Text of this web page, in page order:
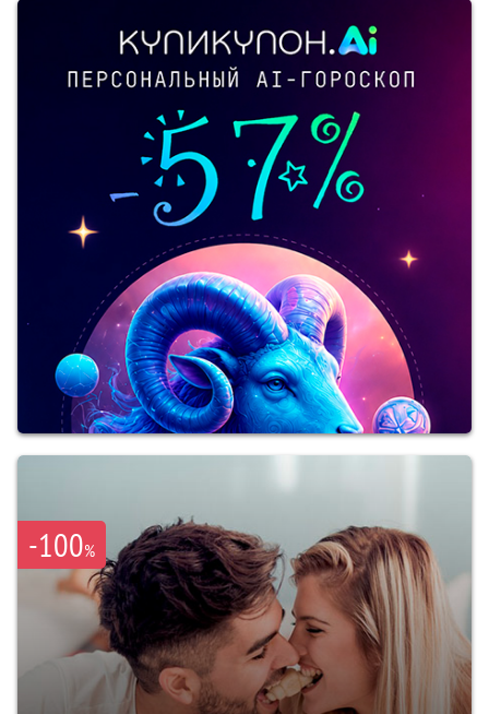
-100%